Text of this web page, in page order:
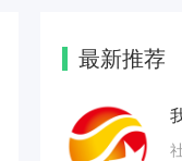
最新推荐